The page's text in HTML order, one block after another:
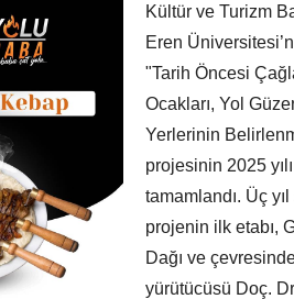
Kültür ve Turizm
Eren
"Tarih Öncesi
Ocakları, Yol
Yerlerinin
projesinin 2025
tamamlandı. Üç
projenin ilk etabı,
Dağı ve
yürütücüsü Doç.